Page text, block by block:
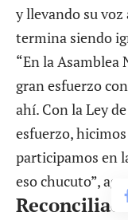
y llevando su
termina siendo
“En la Asamblea
gran esfuerzo
ahí. Con la Ley
esfuerzo,
participamos en
eso chucuto”,